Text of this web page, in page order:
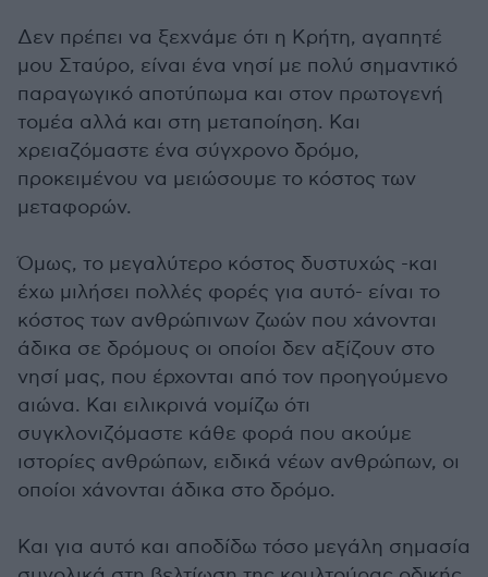
Δεν πρέπει να ξεχνάμε ότι η Κρήτη, αγαπητέ
μου Σταύρο, είναι ένα νησί με πολύ σημαντικό
παραγωγικό αποτύπωμα και στον πρωτογενή
τομέα αλλά και στη μεταποίηση. Και
χρειαζόμαστε ένα σύγχρονο δρόμο,
προκειμένου να μειώσουμε το κόστος των
μεταφορών.
Όμως, το μεγαλύτερο κόστος δυστυχώς -και
έχω μιλήσει πολλές φορές για αυτό- είναι το
κόστος των ανθρώπινων ζωών που χάνονται
άδικα σε δρόμους οι οποίοι δεν αξίζουν στο
νησί μας, που έρχονται από τον προηγούμενο
αιώνα. Και ειλικρινά νομίζω ότι
συγκλονιζόμαστε κάθε φορά που ακούμε
ιστορίες ανθρώπων, ειδικά νέων ανθρώπων, οι
οποίοι χάνονται άδικα στο δρόμο.
Και για αυτό και αποδίδω τόσο μεγάλη σημασία